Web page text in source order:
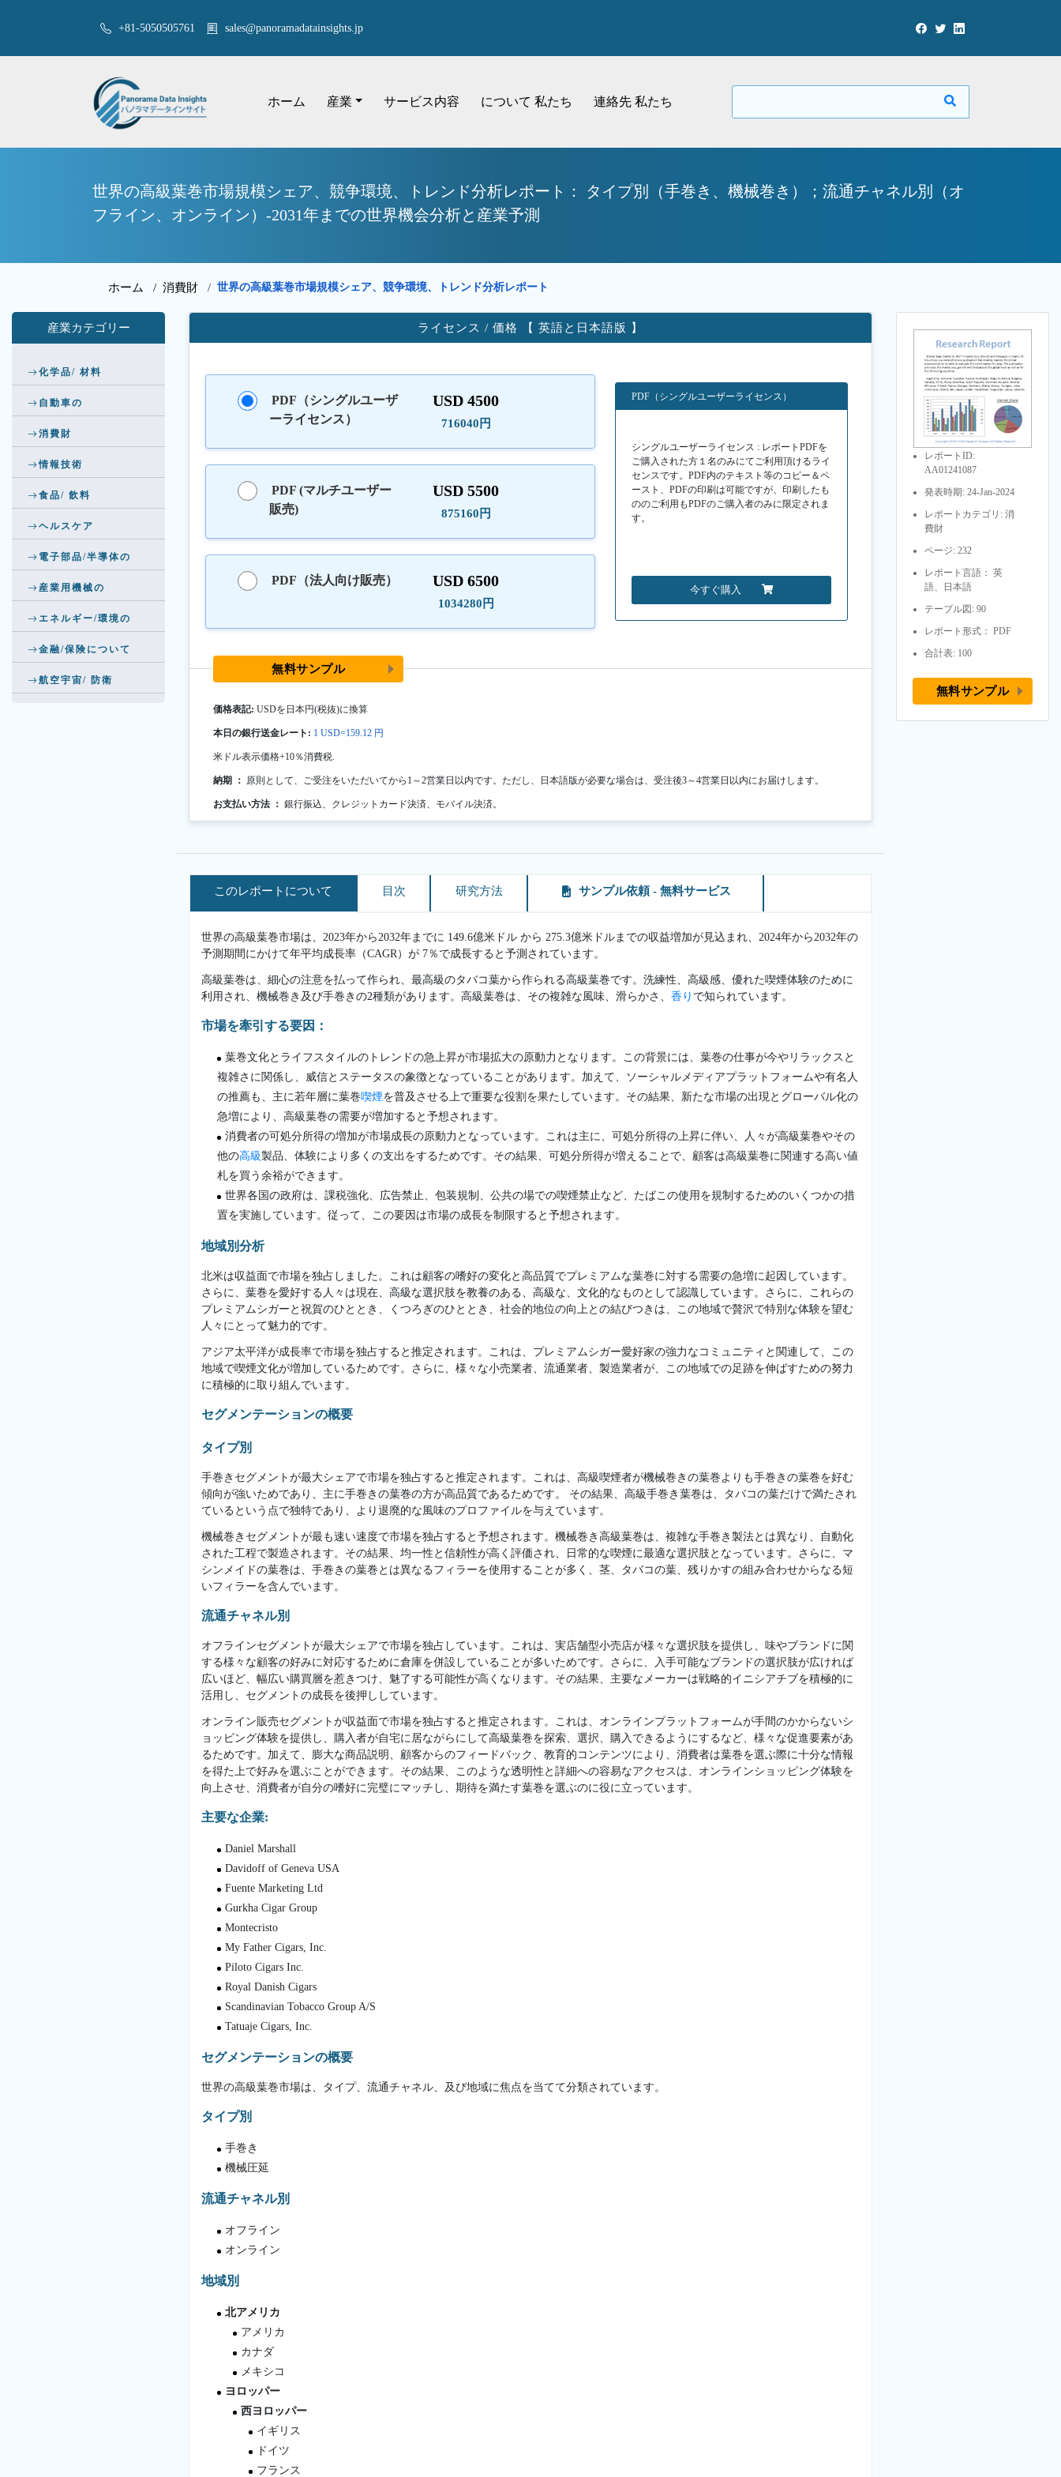
+81-5050505761 sales@panoramadatainsights.jp
ホーム 産業 サービス内容 について 私たち 連絡先 私たち
世界の高級葉巻市場規模シェア、競争環境、トレンド分析レポート： タイプ別（手巻き、機械巻き）；流通チャネル別（オ
フライン、オンライン）-2031年までの世界機会分析と産業予測
ホーム / 消費財 / 世界の高級葉巻市場規模シェア、競争環境、トレンド分析レポート
産業カテゴリー
化学品/ 材料
自動車の
消費財
情報技術
食品/ 飲料
ヘルスケア
電子部品/半導体の
産業用機械の
エネルギー/環境の
金融/保険について
航空宇宙/ 防衛
ライセンス / 価格 【 英語と日本語版 】
PDF（シングルユーザ
ーライセンス）
USD 4500
716040円
PDF (マルチユーザー
販売)
USD 5500
875160円
PDF（法人向け販売） USD 6500
1034280円
PDF（シングルユーザーライセンス）
シングルユーザーライセンス : レポートPDFを
ご購入された方１名のみにてご利用頂けるライ
センスです。PDF内のテキスト等のコピー＆ペ
ースト、PDFの印刷は可能ですが、印刷したも
ののご利用もPDFのご購入者のみに限定されま
す。
今すぐ購入
無料サンプル
価格表記: USDを日本円(税抜)に換算
本日の銀行送金レート: 1 USD=159.12 円
米ドル表示価格+10％消費税.
納期 ： 原則として、ご受注をいただいてから1～2営業日以内です。ただし、日本語版が必要な場合は、受注後3～4営業日以内にお届けします。
お支払い方法 ： 銀行振込、クレジットカード決済、モバイル決済。
このレポートについて 目次 研究方法 サンプル依頼 - 無料サービス
世界の高級葉巻市場は、2023年から2032年までに 149.6億米ドル から 275.3億米ドルまでの収益増加が見込まれ、2024年から2032年の
予測期間にかけて年平均成長率（CAGR）が 7％で成長すると予測されています。
高級葉巻は、細心の注意を払って作られ、最高級のタバコ葉から作られる高級葉巻です。洗練性、高級感、優れた喫煙体験のために
利用され、機械巻き及び手巻きの2種類があります。高級葉巻は、その複雑な風味、滑らかさ、 香り で知られています。
市場を牽引する要因：
葉巻文化とライフスタイルのトレンドの急上昇が市場拡大の原動力となります。この背景には、葉巻の仕事が今やリラックスと
複雑さに関係し、威信とステータスの象徴となっていることがあります。加えて、ソーシャルメディアプラットフォームや有名人
の推薦も、主に若年層に葉巻喫煙を普及させる上で重要な役割を果たしています。その結果、新たな市場の出現とグローバル化の
急増により、高級葉巻の需要が増加すると予想されます。
消費者の可処分所得の増加が市場成長の原動力となっています。これは主に、可処分所得の上昇に伴い、人々が高級葉巻やその
他の高級製品、体験により多くの支出をするためです。その結果、可処分所得が増えることで、顧客は高級葉巻に関連する高い値
札を買う余裕ができます。
世界各国の政府は、課税強化、広告禁止、包装規制、公共の場での喫煙禁止など、たばこの使用を規制するためのいくつかの措
置を実施しています。従って、この要因は市場の成長を制限すると予想されます。
地域別分析
北米は収益面で市場を独占しました。これは顧客の嗜好の変化と高品質でプレミアムな葉巻に対する需要の急増に起因しています。
さらに、葉巻を愛好する人々は現在、高級な選択肢を教養のある、高級な、文化的なものとして認識しています。さらに、これらの
プレミアムシガーと祝賀のひととき、くつろぎのひととき、社会的地位の向上との結びつきは、この地域で贅沢で特別な体験を望む
人々にとって魅力的です。
アジア太平洋が成長率で市場を独占すると推定されます。これは、プレミアムシガー愛好家の強力なコミュニティと関連して、この
地域で喫煙文化が増加しているためです。さらに、様々な小売業者、流通業者、製造業者が、この地域での足跡を伸ばすための努力
に積極的に取り組んでいます。
セグメンテーションの概要
タイプ別
手巻きセグメントが最大シェアで市場を独占すると推定されます。これは、高級喫煙者が機械巻きの葉巻よりも手巻きの葉巻を好む
傾向が強いためであり、主に手巻きの葉巻の方が高品質であるためです。 その結果、高級手巻き葉巻は、タバコの葉だけで満たされ
ているという点で独特であり、より退廃的な風味のプロファイルを与えています。
機械巻きセグメントが最も速い速度で市場を独占すると予想されます。機械巻き高級葉巻は、複雑な手巻き製法とは異なり、自動化
された工程で製造されます。その結果、均一性と信頼性が高く評価され、日常的な喫煙に最適な選択肢となっています。さらに、マ
シンメイドの葉巻は、手巻きの葉巻とは異なるフィラーを使用することが多く、茎、タバコの葉、残りかすの組み合わせからなる短
いフィラーを含んでいます。
流通チャネル別
オフラインセグメントが最大シェアで市場を独占しています。これは、実店舗型小売店が様々な選択肢を提供し、味やブランドに関
する様々な顧客の好みに対応するために倉庫を併設していることが多いためです。さらに、入手可能なブランドの選択肢が広ければ
広いほど、幅広い購買層を惹きつけ、魅了する可能性が高くなります。その結果、主要なメーカーは戦略的イニシアチブを積極的に
活用し、セグメントの成長を後押ししています。
オンライン販売セグメントが収益面で市場を独占すると推定されます。これは、オンラインプラットフォームが手間のかからないシ
ョッピング体験を提供し、購入者が自宅に居ながらにして高級葉巻を探索、選択、購入できるようにするなど、様々な促進要素があ
るためです。加えて、膨大な商品説明、顧客からのフィードバック、教育的コンテンツにより、消費者は葉巻を選ぶ際に十分な情報
を得た上で好みを選ぶことができます。その結果、このような透明性と詳細への容易なアクセスは、オンラインショッピング体験を
向上させ、消費者が自分の嗜好に完璧にマッチし、期待を満たす葉巻を選ぶのに役に立っています。
主要な企業:
Daniel Marshall
Davidoff of Geneva USA
Fuente Marketing Ltd
Gurkha Cigar Group
Montecristo
My Father Cigars, Inc.
Piloto Cigars Inc.
Royal Danish Cigars
Scandinavian Tobacco Group A/S
Tatuaje Cigars, Inc.
セグメンテーションの概要
世界の高級葉巻市場は、タイプ、流通チャネル、及び地域に焦点を当てて分類されています。
タイプ別
手巻き
機械圧延
流通チャネル別
オフライン
オンライン
地域別
北アメリカ
アメリカ
カナダ
メキシコ
ヨロッパー
西ヨロッパー
イギリス
ドイツ
フランス
レポートID:
AA01241087
発表時期: 24-Jan-2024
レポートカテゴリ: 消
費財
ページ: 232
レポート言語： 英
語、日本語
テーブル図: 90
レポート形式： PDF
合計表: 100
無料サンプル